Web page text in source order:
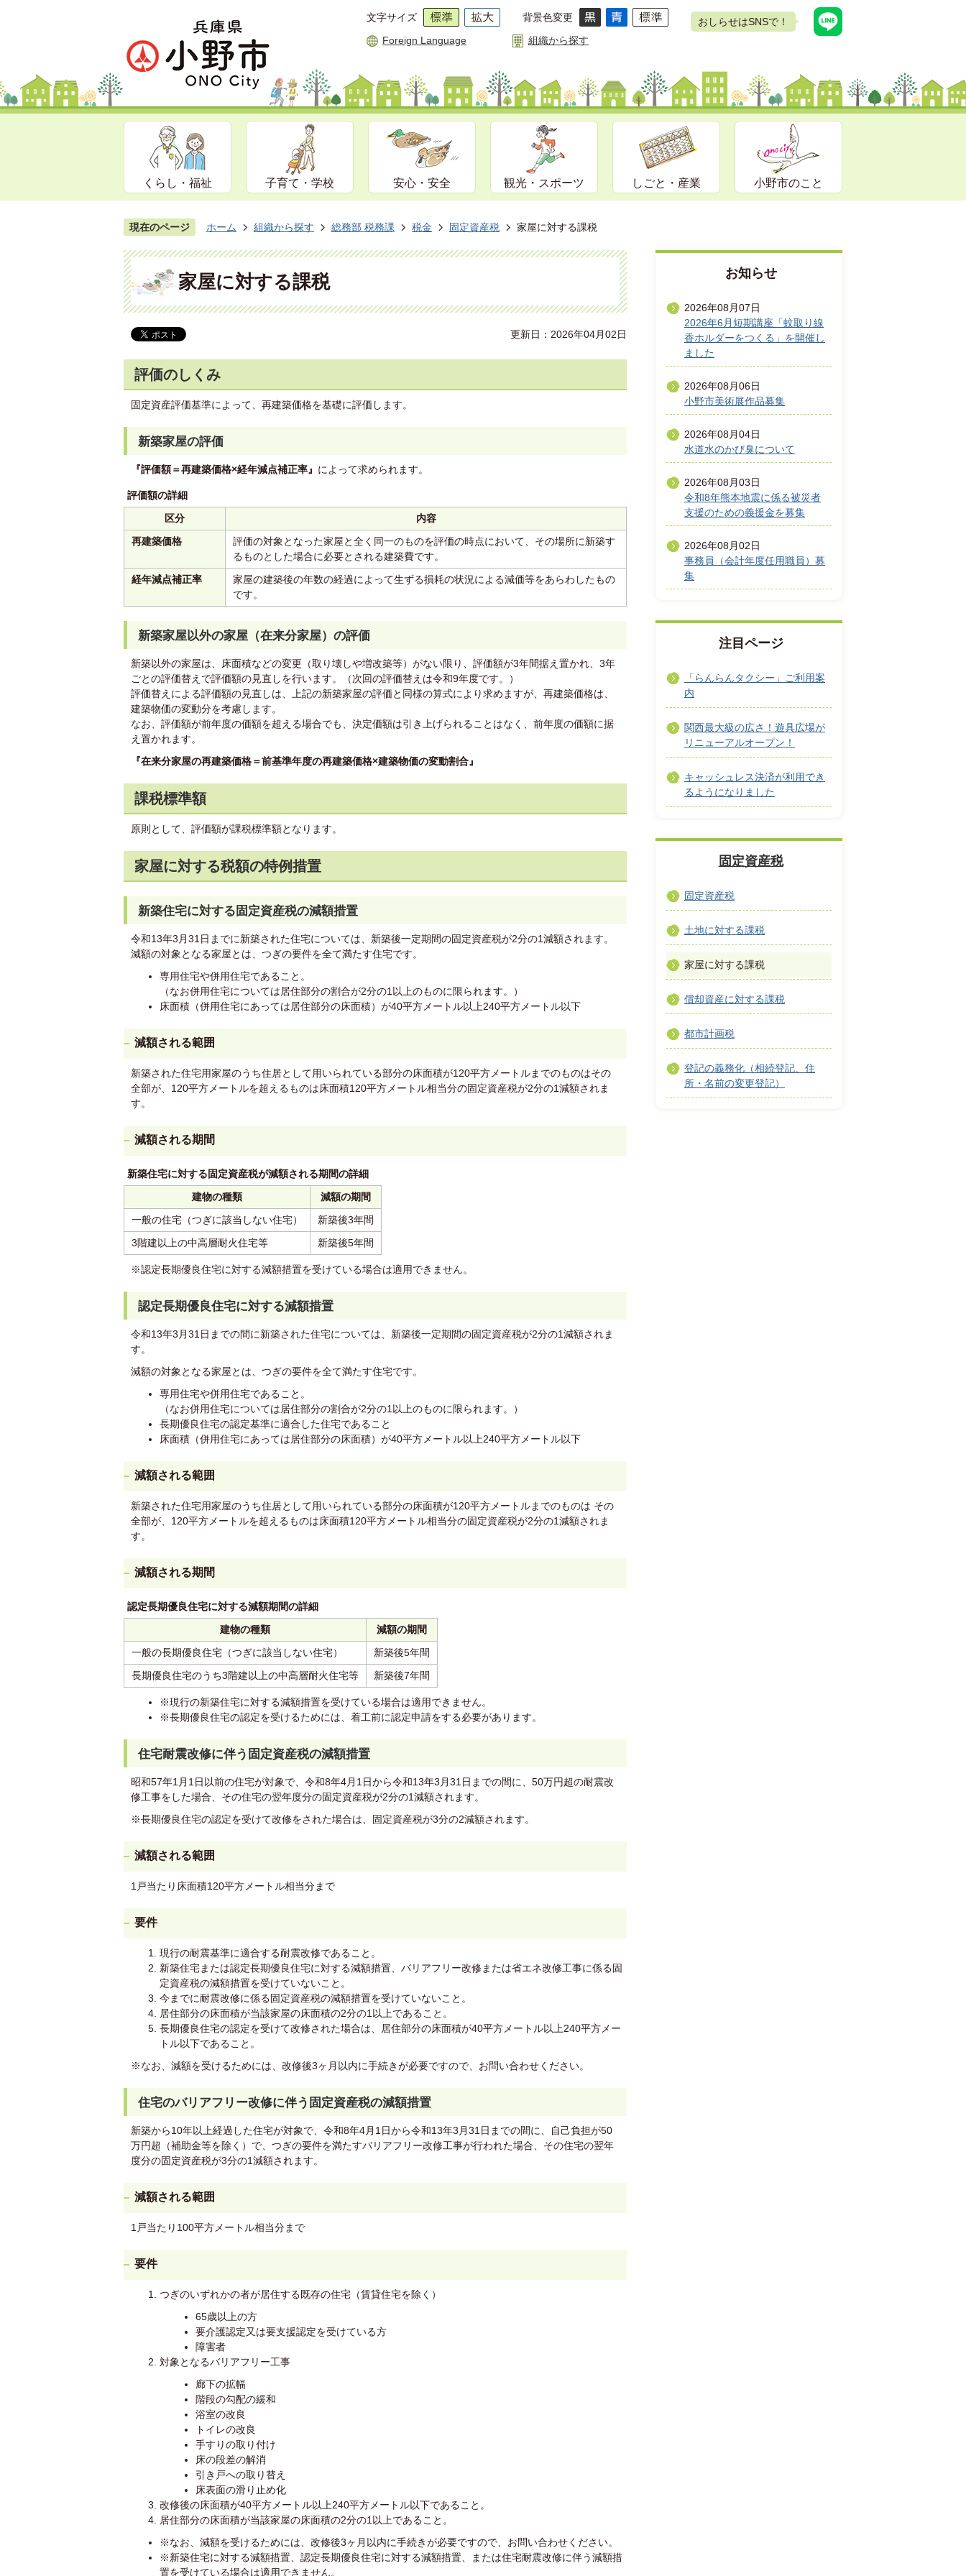
文字サイズ 背景色変更
Foreign Language 組織から探す
おしらせはSNSで！
くらし・福祉 子育て・学校 安心・安全 観光・スポーツ しごと・産業 小野市のこと
現在のページ ホーム 組織から探す 総務部 税務課 税金 固定資産税 家屋に対する課税
家屋に対する課税
更新日：2026年04月02日
評価のしくみ
固定資産評価基準によって、再建築価格を基礎に評価します。
新築家屋の評価
『評価額＝再建築価格×経年減点補正率』 によって求められます。
評価額の詳細
区分
内容
再建築価格
評価の対象となった家屋と全く同一のものを評価の時点において、その場所に新築す
るものとした場合に必要とされる建築費です。
経年減点補正率
家屋の建築後の年数の経過によって生ずる損耗の状況による減価等をあらわしたもの
です。
新築家屋以外の家屋（在来分家屋）の評価
新築以外の家屋は、床面積などの変更（取り壊しや増改築等）がない限り、評価額が3年間据え置かれ、3年
ごとの評価替えで評価額の見直しを行います。（次回の評価替えは令和9年度です。）
評価替えによる評価額の見直しは、上記の新築家屋の評価と同様の算式により求めますが、再建築価格は、
建築物価の変動分を考慮します。
なお、評価額が前年度の価額を超える場合でも、決定価額は引き上げられることはなく、前年度の価額に据
え置かれます。
『在来分家屋の再建築価格＝前基準年度の再建築価格×建築物価の変動割合』
課税標準額
原則として、評価額が課税標準額となります。
家屋に対する税額の特例措置
新築住宅に対する固定資産税の減額措置
令和13年3月31日までに新築された住宅については、新築後一定期間の固定資産税が2分の1減額されます。
減額の対象となる家屋とは、つぎの要件を全て満たす住宅です。
専用住宅や併用住宅であること。
（なお併用住宅については居住部分の割合が2分の1以上のものに限られます。）
床面積（併用住宅にあっては居住部分の床面積）が40平方メートル以上240平方メートル以下
減額される範囲
新築された住宅用家屋のうち住居として用いられている部分の床面積が120平方メートルまでのものはその
全部が、120平方メートルを超えるものは床面積120平方メートル相当分の固定資産税が2分の1減額されま
す。
減額される期間
新築住宅に対する固定資産税が減額される期間の詳細
建物の種類
減額の期間
一般の住宅（つぎに該当しない住宅）
新築後3年間
3階建以上の中高層耐火住宅等
新築後5年間
※認定長期優良住宅に対する減額措置を受けている場合は適用できません。
認定長期優良住宅に対する減額措置
令和13年3月31日までの間に新築された住宅については、新築後一定期間の固定資産税が2分の1減額されま
す。
減額の対象となる家屋とは、つぎの要件を全て満たす住宅です。
専用住宅や併用住宅であること。
（なお併用住宅については居住部分の割合が2分の1以上のものに限られます。）
長期優良住宅の認定基準に適合した住宅であること
床面積（併用住宅にあっては居住部分の床面積）が40平方メートル以上240平方メートル以下
減額される範囲
新築された住宅用家屋のうち住居として用いられている部分の床面積が120平方メートルまでのものは その
全部が、120平方メートルを超えるものは床面積120平方メートル相当分の固定資産税が2分の1減額されま
す。
減額される期間
認定長期優良住宅に対する減額期間の詳細
建物の種類
減額の期間
一般の長期優良住宅（つぎに該当しない住宅）
新築後5年間
長期優良住宅のうち3階建以上の中高層耐火住宅等
新築後7年間
※現行の新築住宅に対する減額措置を受けている場合は適用できません。
※長期優良住宅の認定を受けるためには、着工前に認定申請をする必要があります。
住宅耐震改修に伴う固定資産税の減額措置
昭和57年1月1日以前の住宅が対象で、令和8年4月1日から令和13年3月31日までの間に、50万円超の耐震改
修工事をした場合、その住宅の翌年度分の固定資産税が2分の1減額されます。
※長期優良住宅の認定を受けて改修をされた場合は、固定資産税が3分の2減額されます。
減額される範囲
1戸当たり床面積120平方メートル相当分まで
要件
現行の耐震基準に適合する耐震改修であること。
新築住宅または認定長期優良住宅に対する減額措置、バリアフリー改修または省エネ改修工事に係る固
定資産税の減額措置を受けていないこと。
今までに耐震改修に係る固定資産税の減額措置を受けていないこと。
居住部分の床面積が当該家屋の床面積の2分の1以上であること。
長期優良住宅の認定を受けて改修された場合は、居住部分の床面積が40平方メートル以上240平方メー
トル以下であること。
※なお、減額を受けるためには、改修後3ヶ月以内に手続きが必要ですので、お問い合わせください。
住宅のバリアフリー改修に伴う固定資産税の減額措置
新築から10年以上経過した住宅が対象で、令和8年4月1日から令和13年3月31日までの間に、自己負担が50
万円超（補助金等を除く）で、つぎの要件を満たすバリアフリー改修工事が行われた場合、その住宅の翌年
度分の固定資産税が3分の1減額されます。
減額される範囲
1戸当たり100平方メートル相当分まで
要件
つぎのいずれかの者が居住する既存の住宅（賃貸住宅を除く）
65歳以上の方
要介護認定又は要支援認定を受けている方
障害者
対象となるバリアフリー工事
廊下の拡幅
階段の勾配の緩和
浴室の改良
トイレの改良
手すりの取り付け
床の段差の解消
引き戸への取り替え
床表面の滑り止め化
改修後の床面積が40平方メートル以上240平方メートル以下であること。
居住部分の床面積が当該家屋の床面積の2分の1以上であること。
※なお、減額を受けるためには、改修後3ヶ月以内に手続きが必要ですので、お問い合わせください。
※新築住宅に対する減額措置、認定長期優良住宅に対する減額措置、または住宅耐震改修に伴う減額措
置を受けている場合は適用できません。
お知らせ
2026年08月07日
2026年6月短期講座「蚊取り線
香ホルダーをつくる」を開催し
ました
2026年08月06日
小野市美術展作品募集
2026年08月04日
水道水のかび臭について
2026年08月03日
令和8年熊本地震に係る被災者
支援のための義援金を募集
2026年08月02日
事務員（会計年度任用職員）募
集
注目ページ
「らんらんタクシー」ご利用案
内
関西最大級の広さ！遊具広場が
リニューアルオープン！
キャッシュレス決済が利用でき
るようになりました
固定資産税
固定資産税
土地に対する課税
家屋に対する課税
償却資産に対する課税
都市計画税
登記の義務化（相続登記、住
所・名前の変更登記）